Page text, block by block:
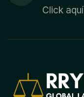
Click aquí